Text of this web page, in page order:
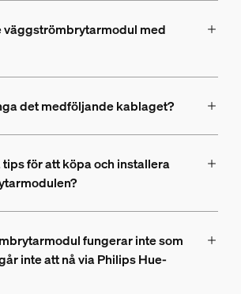
väggströmbrytarmodul med
det medföljande kablaget?
för att köpa och installera
fungerar inte som
inte att nå via Philips Hue-